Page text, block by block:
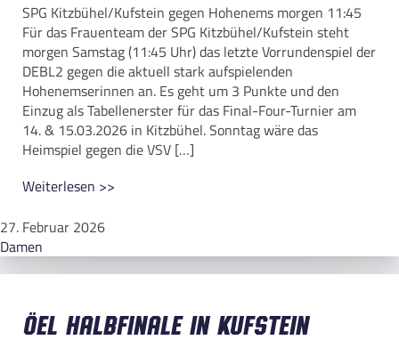
SPG Kitzbühel/Kufstein gegen Hohenems morgen 11:45
Für das Frauenteam der SPG Kitzbühel/Kufstein steht
morgen Samstag (11:45 Uhr) das letzte Vorrundenspiel der
DEBL2 gegen die aktuell stark aufspielenden
Hohenemserinnen an. Es geht um 3 Punkte und den
Einzug als Tabellenerster für das Final-Four-Turnier am
14. & 15.03.2026 in Kitzbühel. Sonntag wäre das
Heimspiel gegen die VSV […]
Weiterlesen >>
27. Februar 2026
Damen
ÖEL Halbfinale in Kufstein